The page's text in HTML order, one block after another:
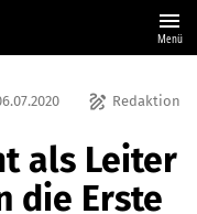
menu
Menü
draw Redaktion
als Leiter
die Erste